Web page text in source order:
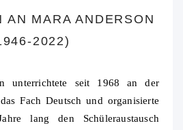
AN MARA ANDERSON
2022)
unterrichtete seit 1968 an der
Fach Deutsch und organisierte
lang den Schüleraustausch